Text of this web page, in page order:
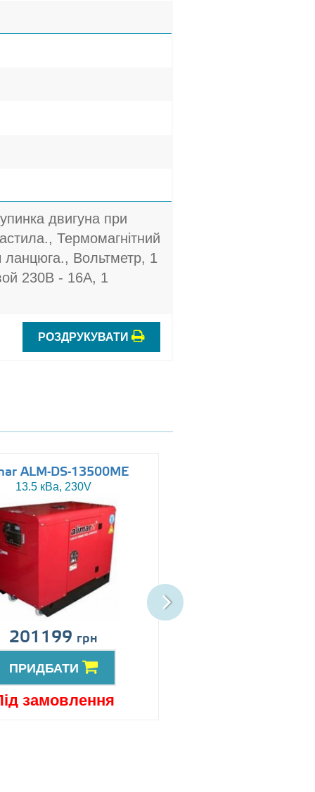
двигуна при
Термомагнітний
ланцюга., Вольтметр, 1
230В - 16A, 1
РОЗДРУКУВАТИ
ALM-DS-13500ME
13.5 кВа, 230V
201199 грн
ПРИДБАТИ
замовлення